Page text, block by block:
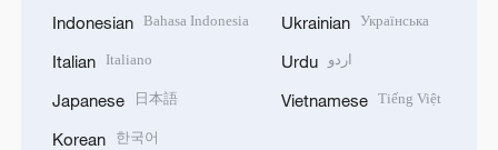
Indonesian Bahasa Indonesia
Italian Italiano
Japanese 日本語
Korean 한국어
Ukrainian Українська
Urdu اردو
Vietnamese Tiếng Việt